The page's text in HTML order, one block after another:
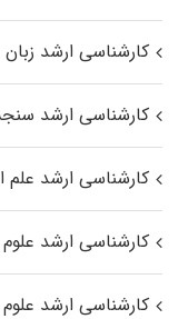
کارشناسی ارشد
کارشناسی ارشد
کارشناسی ارشد
کارشناسی ارشد
کارشناسی ارشد